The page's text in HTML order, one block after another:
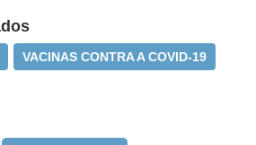
VACINAS CONTRA A COVID-19